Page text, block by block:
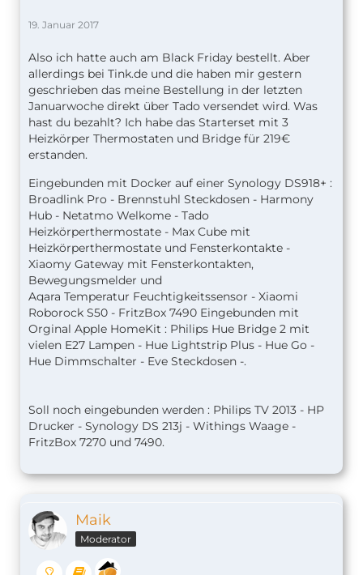
19. Januar 2017
Also ich hatte auch am Black Friday bestellt. Aber
allerdings bei Tink.de und die haben mir gestern
geschrieben das meine Bestellung in der letzten
Januarwoche direkt über Tado versendet wird. Was
hast du bezahlt? Ich habe das Starterset mit 3
Heizkörper Thermostaten und Bridge für 219€
erstanden.
Eingebunden mit Docker auf einer Synology DS918+ :
Broadlink Pro - Brennstuhl Steckdosen - Harmony
Hub - Netatmo Welkome - Tado
Heizkörperthermostate - Max Cube mit
Heizkörperthermostate und Fensterkontakte -
Xiaomy Gateway mit Fensterkontakten,
Bewegungsmelder und
Aqara Temperatur Feuchtigkeitssensor - Xiaomi
Roborock S50 - FritzBox 7490 Eingebunden mit
Orginal Apple HomeKit : Philips Hue Bridge 2 mit
vielen E27 Lampen - Hue Lightstrip Plus - Hue Go -
Hue Dimmschalter - Eve Steckdosen -.
Soll noch eingebunden werden : Philips TV 2013 - HP
Drucker - Synology DS 213j - Withings Waage -
FritzBox 7270 und 7490.
Maik
Moderator